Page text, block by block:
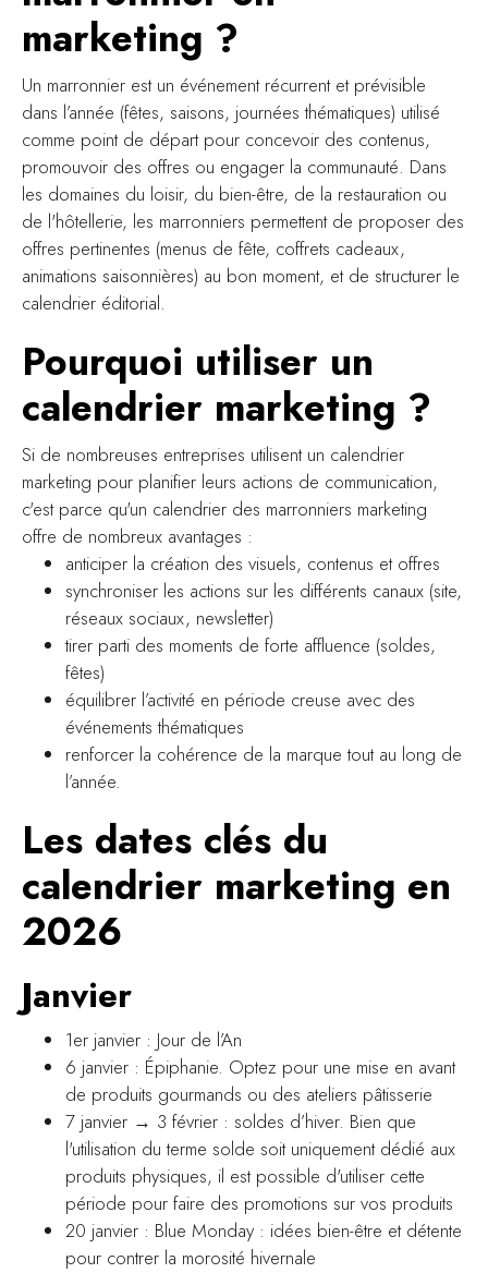
marketing ?
Un marronnier est un événement récurrent et prévisible
dans l’année (fêtes, saisons, journées thématiques) utilisé
comme point de départ pour concevoir des contenus,
promouvoir des offres ou engager la communauté. Dans
les domaines du loisir, du bien-être, de la restauration ou
de l'hôtellerie, les marronniers permettent de proposer des
offres pertinentes (menus de fête, coffrets cadeaux,
animations saisonnières) au bon moment, et de structurer le
calendrier éditorial.
Pourquoi utiliser un
calendrier marketing ?
Si de nombreuses entreprises utilisent un calendrier
marketing pour planifier leurs actions de communication,
c'est parce qu'un calendrier des marronniers marketing
offre de nombreux avantages :
anticiper la création des visuels, contenus et offres
synchroniser les actions sur les différents canaux (site,
réseaux sociaux, newsletter)
tirer parti des moments de forte affluence (soldes,
fêtes)
équilibrer l’activité en période creuse avec des
événements thématiques
renforcer la cohérence de la marque tout au long de
l’année.
Les dates clés du
calendrier marketing en
2026
Janvier
1er janvier : Jour de l’An
6 janvier : Épiphanie. Optez pour une mise en avant
de produits gourmands ou des ateliers pâtisserie
7 janvier → 3 février : soldes d’hiver. Bien que
l'utilisation du terme solde soit uniquement dédié aux
produits physiques, il est possible d'utiliser cette
période pour faire des promotions sur vos produits
20 janvier : Blue Monday : idées bien-être et détente
pour contrer la morosité hivernale